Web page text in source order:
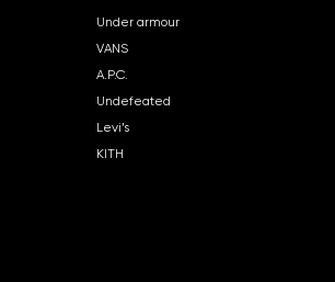
Under armour
VANS
A.P.C.
Undefeated
Levi’s
KITH